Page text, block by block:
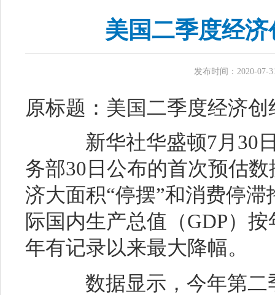
美国二季度经
发布时间：2020-07-
原标题：美国二季度经济创
新华社华盛顿7月30日
务部30日公布的首次预估
济大面积“停摆”和消费停
际国内生产总值（GDP）
年有记录以来最大降幅。
数据显示，今年第二